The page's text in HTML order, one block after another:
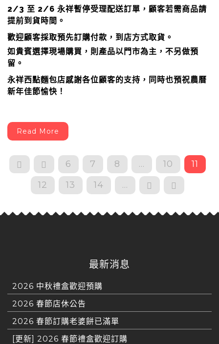
2/3 至 2/6 永祥暫停受理配送訂單，顧客若需商品請
提前到貨時間。
歡迎顧客採取預先訂購付款，到店方式取貨。
如貴賓選擇現場購買，則產品以門市為主，不另做預
留。
永祥西點麵包店感謝各位顧客的支持，同時也預祝農曆
新年佳節愉快！
Read More
6 7 8 ... 10
11
12
13 14 ...
最新消息
2026 中秋禮盒歡迎預購
2026 春節店休公告
2026 春節訂購老婆餅已滿單
[更新] 2026 春節禮盒歡迎訂購